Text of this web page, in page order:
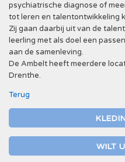
psychiatrische diagnose of
tot leren en talentontwikkeling
Zij gaan daarbij uit van de
leerling met als doel een
aan de samenleving.
De Ambelt heeft meerdere
Drenthe.
Terug
WILT